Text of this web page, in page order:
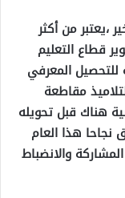
،يعتبر من أكثر
قطاع التعليم
للتحصيل المعرفي
مقاطعة
هناك قبل تحويله
نجاحا هذا العام
والانضباط